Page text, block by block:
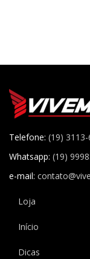
Telefone: (19)
Whatsapp: (19)
e-mail:
Loja
Início
Dicas